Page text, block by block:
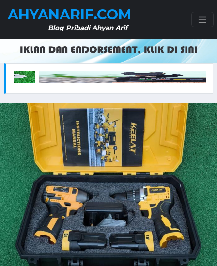
AHYANARIF.COM
Blog Pribadi Ahyan Arif
10 Liter – Praktis dan Efisien untuk Kebutuhan Berkebun
SKG 4098E Neck Massager – Solusi Pijat